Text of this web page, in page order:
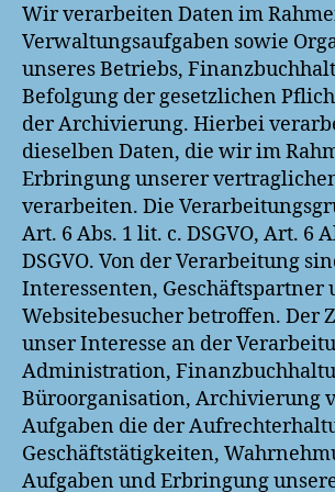
Wir verarbeiten Daten im
Verwaltungsaufgaben sowie
unseres Betriebs,
Befolgung der gesetzlichen
der Archivierung. Hierbei
dieselben Daten, die wir im
Erbringung unserer
verarbeiten. Die
Art. 6 Abs. 1 lit. c. DSGVO, Art. 6
DSGVO. Von der Verarbeitung
Interessenten, Geschäftspartner
Websitebesucher betroffen. Der
unser Interesse an der
Administration,
Büroorganisation, Archivierung
Aufgaben die der
Geschäftstätigkeiten,
Aufgaben und Erbringung